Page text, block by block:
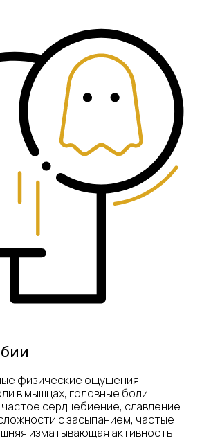
физические ощущения
в мышцах, головные боли,
сердцебиение, сдавление
с засыпанием, частые
изматывающая активность.